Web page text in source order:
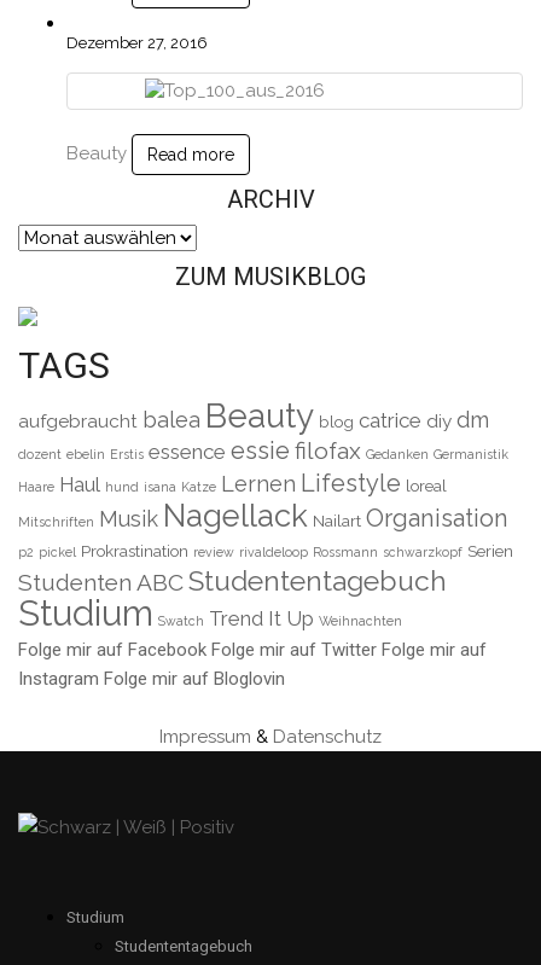
Dezember 27, 2016
Beauty Read more
ARCHIV
Archiv
ZUM MUSIKBLOG
TAGS
aufgebraucht balea Beauty blog catrice diy dm
dozent ebelin Erstis essence essie filofax Gedanken Germanistik
Haare Haul hund isana Katze Lernen Lifestyle loreal
Mitschriften Musik Nagellack Nailart Organisation
p2 pickel Prokrastination review rivaldeloop Rossmann schwarzkopf Serien
Studenten ABCStudententagebuch
Studium Swatch Trend It Up Weihnachten
Folge mir auf Facebook Folge mir auf Twitter Folge mir auf
Instagram Folge mir auf Bloglovin
Impressum & Datenschutz
Studium
Studententagebuch